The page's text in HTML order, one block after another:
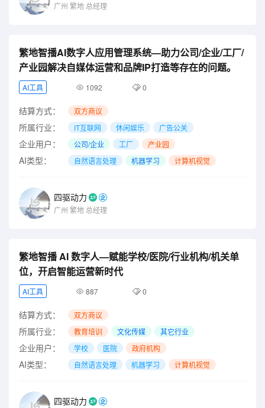
广州 繁地 总经理
繁地智播AI数字人应用管理系统—助力公司/企业/工厂/
产业园解决自媒体运营和品牌IP打造等存在的问题。
AI工具 1092 0
结算方式： 双方商议
所属行业： IT互联网 休闲娱乐 广告公关
企业用户： 公司/企业 工厂 产业园
AI类型： 自然语言处理 机器学习 计算机视觉
四驱动力
广州 繁地 总经理
繁地智播 AI 数字人—赋能学校/医院/行业机构/机关单
位，开启智能运营新时代
AI工具 887 0
结算方式： 双方商议
所属行业： 教育培训 文化传媒 其它行业
企业用户： 学校 医院 政府机构
AI类型： 自然语言处理 机器学习 计算机视觉
四驱动力